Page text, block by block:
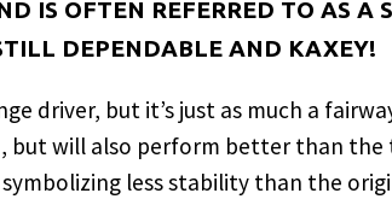
IS OFTEN REFERRED TO AS A
DEPENDABLE AND KAXEY!
driver, but it’s just as much a
but will also perform better than
less stability than the